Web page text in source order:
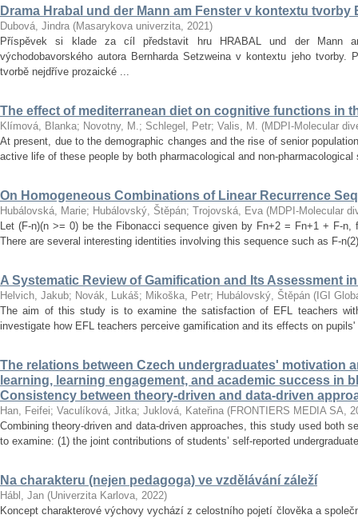
Drama Hrabal und der Mann am Fenster v kontextu tvorby
Dubová, Jindra (Masarykova univerzita, 2021)
Příspěvek si klade za cíl představit hru HRABAL und der Mann
východobavorského autora Bernharda Setzweina v kontextu jeho tvorby.
tvorbě nejdříve prozaické ...
The effect of mediterranean diet on cognitive functions in
Klímová, Blanka; Novotny, M.; Schlegel, Petr; Valis, M. (MDPI-Molecular
At present, due to the demographic changes and the rise of senior
active life of these people by both pharmacological and
On Homogeneous Combinations of Linear Recurrence
Hubálovská, Marie; Hubálovský, Štěpán; Trojovská, Eva (MDPI-Molecular
Let (F-n)(n >= 0) be the Fibonacci sequence given by Fn+2 = Fn+1 + F-
There are several interesting identities involving this sequence such as F-
A Systematic Review of Gamification and Its Assessment
Helvich, Jakub; Novák, Lukáš; Mikoška, Petr; Hubálovský, Štěpán ( IGI
The aim of this study is to examine the satisfaction of EFL teachers
investigate how EFL teachers perceive gamification and its effects on
The relations between Czech undergraduates' motivation
learning, learning engagement, and academic success in
Consistency between theory-driven and data-driven
Han, Feifei; Vaculíková, Jitka; Juklová, Kateřina (FRONTIERS MEDIA SA,
Combining theory-driven and data-driven approaches, this study used both
to examine: (1) the joint contributions of students’ self-reported
Na charakteru (nejen pedagoga) ve vzdělávání záleží
Hábl, Jan (Univerzita Karlova, 2022)
Koncept charakterové výchovy vychází z celostního pojetí člověka a